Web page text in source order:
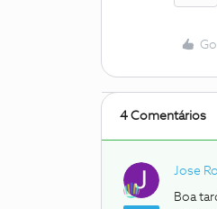
4 Comentários
Jose
Boa